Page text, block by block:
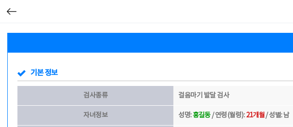
기본 정보
검사종류 걸음마기 발달 검사
자녀정보 성명:홍길동/ 연령(월령):21개월/ 성별: 남